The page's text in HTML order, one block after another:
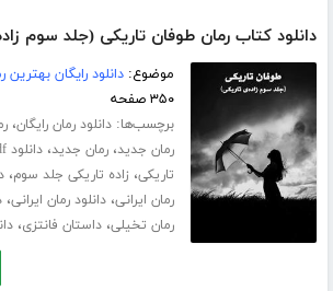
دانلود کتاب رمان طوفان تاریکی (جلد سوم
موضوع:دانلود رایگان بهترین
۳۵۰ صفحه
برچسب‌ها:دانلود رمان رایگان،
رمان جدید،رمان جدید،دانلود pdf رمان
تاریکی، زاده تاریکی جلد سوم،
رمان ایرانی،دانلود رمان ایرانی،
رمان تخیلی،داستان فانتزی،